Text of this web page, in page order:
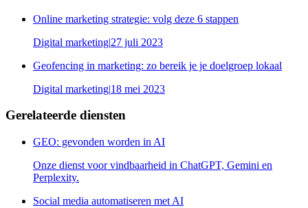
Online marketing strategie: volg deze 6 stappen
Digital marketing|27 juli 2023
Geofencing in marketing: zo bereik je je doelgroep lokaal
Digital marketing|18 mei 2023
Gerelateerde diensten
GEO: gevonden worden in AI
Onze dienst voor vindbaarheid in ChatGPT, Gemini en
Perplexity.
Social media automatiseren met AI